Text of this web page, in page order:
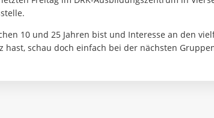
10 und 25 Jahren bist und Interesse an den
hast, schau doch einfach bei der nächsten